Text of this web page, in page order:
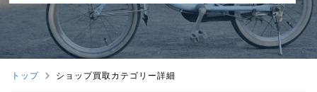
トップ ショップ買取カテゴリー詳細